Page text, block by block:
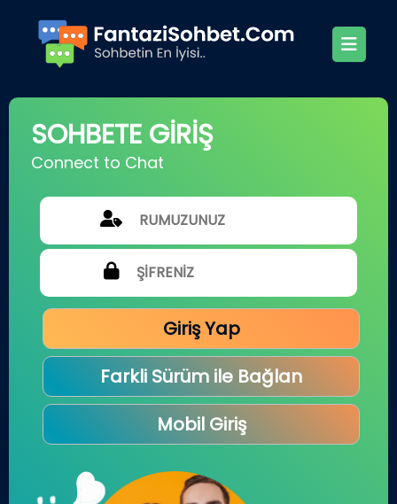
SOHBETE GİRİŞ
Connect to Chat
Giriş Yap
Farkli Sürüm ile Bağlan
Mobil Giriş